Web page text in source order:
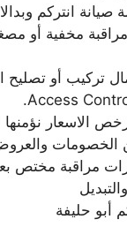
صيانة انتركم
مخفية أو
تركيب أو تصليح
الاسعار نؤمنها
الخصومات
مراقبة مختص
أبو حليفة